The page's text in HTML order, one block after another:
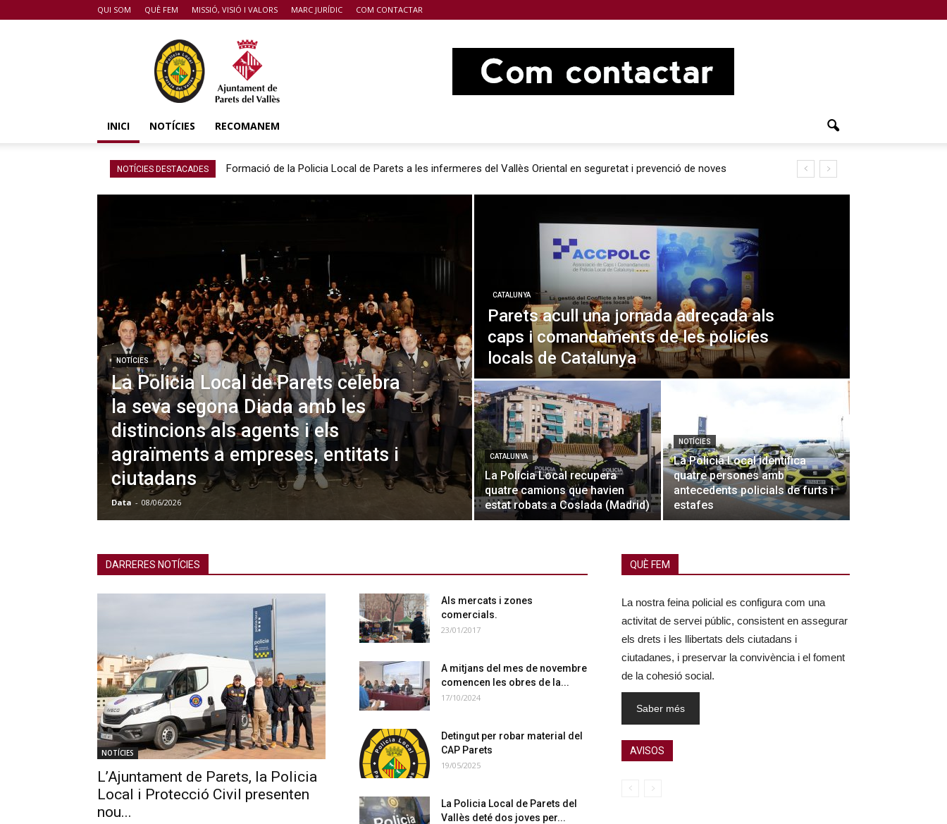
QUI SOM QUÈ FEM MISSIÓ, VISIÓ I VALORS MARC JURÍDIC COM CONTACTAR
POLICIA
PARETS
VALLÈS
INICI NOTÍCIES RECOMANEM
NOTÍCIES DESTACADES
Formació de la Policia Local de Parets a les infermeres del Vallès Oriental en seguretat i prevenció de noves
NOTÍCIES
La Policia Local de Parets celebra
la seva segona Diada amb les
distincions als agents i els
agraïments a empreses, entitats i
ciutadans
Data - 08/06/2026
CATALUNYA
Parets acull una jornada adreçada als
caps i comandaments de les policies
locals de Catalunya
CATALUNYA
La Policia Local recupera
quatre camions que havien
estat robats a Coslada (Madrid)
NOTÍCIES
La Policia Local identifica
quatre persones amb
antecedents policials de furts i
estafes
DARRERES NOTÍCIES
NOTÍCIES
L’Ajuntament de Parets, la Policia
Local i Protecció Civil presenten
nou...
Als mercats i zones
comercials.
23/01/2017
A mitjans del mes de novembre
comencen les obres de la...
17/10/2024
Detingut per robar material del
CAP Parets
19/05/2025
La Policia Local de Parets del
Vallès deté dos joves per...
QUÈ FEM
La nostra feina policial es configura com una
activitat de servei públic, consistent en assegurar
els drets i les llibertats dels ciutadans i
ciutadanes, i preservar la convivència i el foment
de la cohesió social.
Saber més
AVISOS